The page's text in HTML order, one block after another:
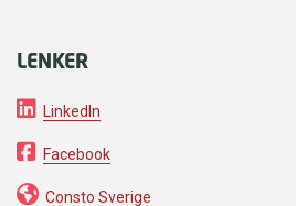
LENKER
LinkedIn
Facebook
Consto Sverige